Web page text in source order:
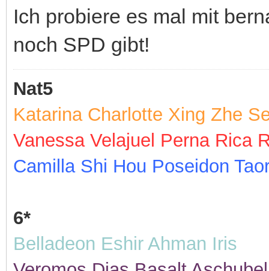
Ich probiere es mal mit
noch SPD gibt!
Nat5
Katarina Charlotte Xing Zhe
Vanessa Velajuel Perna Rica
Camilla Shi Hou Poseidon
6*
Belladeon Eshir Ahman Iris